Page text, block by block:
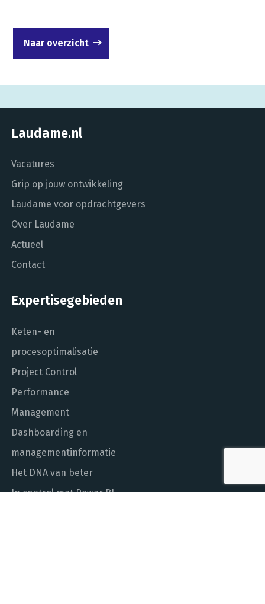
Naar overzicht
Laudame.nl
Vacatures
Grip op jouw ontwikkeling
Laudame voor opdrachtgevers
Over Laudame
Actueel
Contact
Expertisegebieden
Keten- en
procesoptimalisatie
Project Control
Performance
Management
Dashboarding en
managementinformatie
Het DNA van beter
In control met Power BI